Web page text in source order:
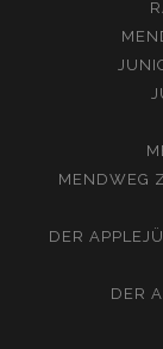
MENDWEG
DER
DER